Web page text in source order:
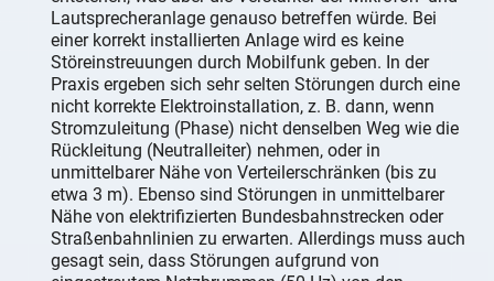
Lautsprecheranlage genauso betreffen würde. Bei
einer korrekt installierten Anlage wird es keine
Störeinstreuungen durch Mobilfunk geben. In der
Praxis ergeben sich sehr selten Störungen durch eine
nicht korrekte Elektroinstallation, z. B. dann, wenn
Stromzuleitung (Phase) nicht denselben Weg wie die
Rückleitung (Neutralleiter) nehmen, oder in
unmittelbarer Nähe von Verteilerschränken (bis zu
etwa 3 m). Ebenso sind Störungen in unmittelbarer
Nähe von elektrifizierten Bundesbahnstrecken oder
Straßenbahnlinien zu erwarten. Allerdings muss auch
gesagt sein, dass Störungen aufgrund von